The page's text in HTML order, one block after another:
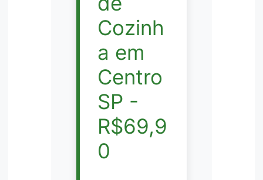
Cozinh
a em
Centro
SP -
R$69,9
0